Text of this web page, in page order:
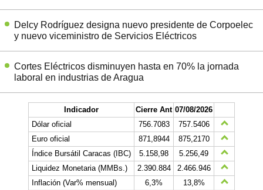
Delcy Rodríguez designa nuevo presidente de Corpoelec
y nuevo viceministro de Servicios Eléctricos
Cortes Eléctricos disminuyen hasta en 70% la jornada
laboral en industrias de Aragua
Indicador Cierre Ant 07/08/2026
Dólar oficial
756.7083
757.5406
Euro oficial
871,8944
875,2170
Índice Bursátil Caracas (IBC)
5.158,98
5.256,49
Liquidez Monetaria (MMBs.)
2.390.884
2.466.946
Inflación (Var% mensual)
6,3%
13,8%